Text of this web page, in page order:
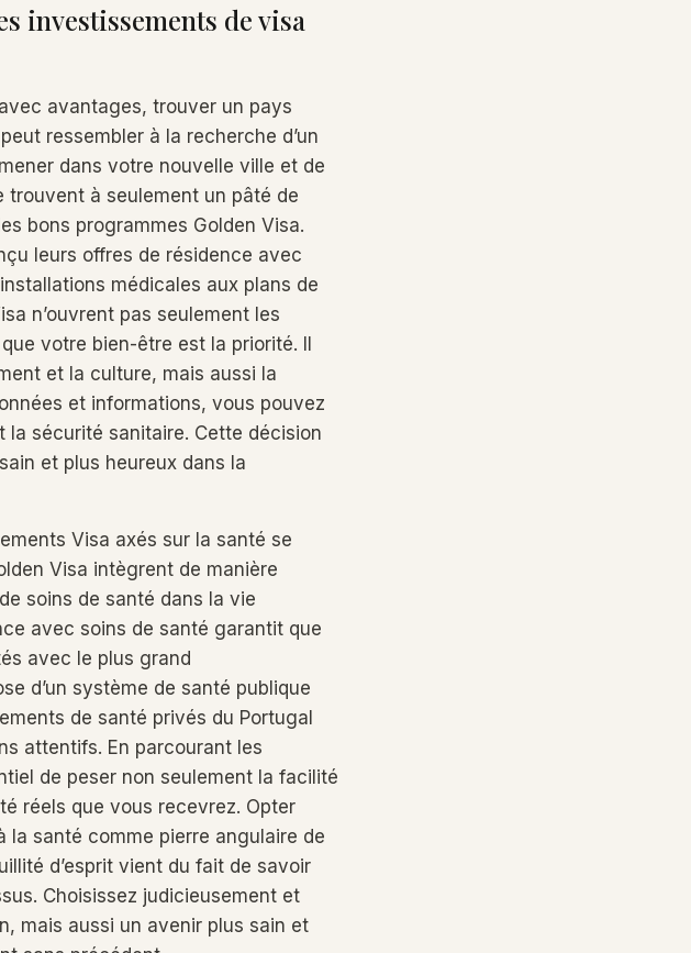
investissements de visa
avantages, trouver un pays
ressembler à la recherche d’un
dans votre nouvelle ville et de
trouvent à seulement un pâté de
bons programmes Golden Visa.
leurs offres de résidence avec
médicales aux plans de
n’ouvrent pas seulement les
votre bien-être est la priorité. Il
et la culture, mais aussi la
et informations, vous pouvez
la sécurité sanitaire. Cette décision
et plus heureux dans la
Visa axés sur la santé se
Visa intègrent de manière
soins de santé dans la vie
avec soins de santé garantit que
avec le plus grand
d’un système de santé publique
de santé privés du Portugal
attentifs. En parcourant les
de peser non seulement la facilité
réels que vous recevrez. Opter
la santé comme pierre angulaire de
d’esprit vient du fait de savoir
Choisissez judicieusement et
mais aussi un avenir plus sain et